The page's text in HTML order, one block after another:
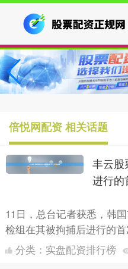
倍悦网配资 相关话题
丰云股
进行的
11日，总台记者获悉，韩
检组在其被拘捕后进行的
日凌晨，韩国首尔中央地
分类： 实盘配资排行榜